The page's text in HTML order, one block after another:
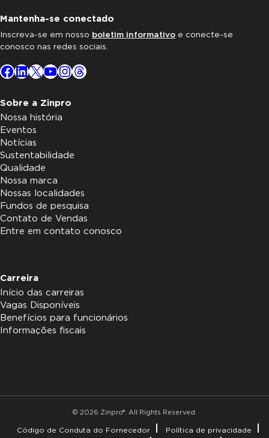
Mantenha-se conectado
Inscreva-se em nosso boletim informativo e conecte-se
conosco nas redes sociais.
Facebook
LinkedIn
X YouTube
Instagram
Threads
Sobre a Zinpro
Nossa história
Eventos
Notícias
Sustentabilidade
Qualidade
Nossa marca
Nossas localidades
Fundos de pesquisa
Contato de Vendas
Entre em contato conosco
Carreira
Início das carreiras
Vagas Disponíveis
Benefícios para funcionários
Informações fiscais
© 2026 Zinpro®. All Rights Reserved.
Código de Conduta do Fornecedor Política de privacidade